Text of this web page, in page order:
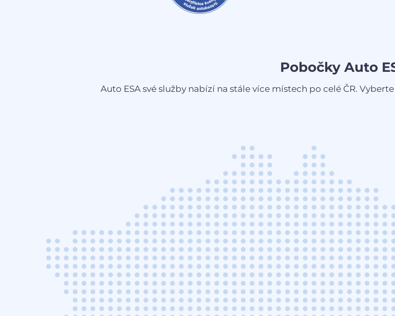
Pobočky Auto
Auto ESA své služby nabízí na stále více místech po celé ČR.